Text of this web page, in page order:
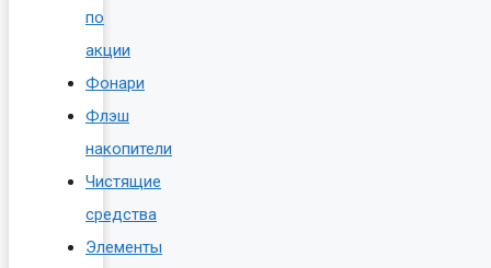
по
акции
Фонари
Флэш
накопители
Чистящие
средства
Элементы